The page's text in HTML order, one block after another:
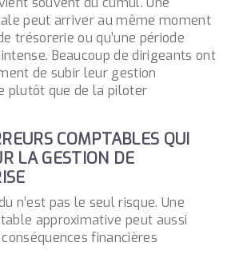
peut arriver au même moment
trésorerie ou qu’une période
Beaucoup de dirigeants ont
de subir leur gestion
plutôt que de la piloter
COMPTABLES QUI
LA GESTION DE
n’est pas le seul risque. Une
approximative peut aussi
financières